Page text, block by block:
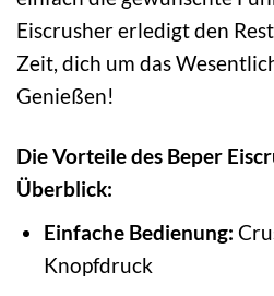
Eiscrusher erledigt den
Zeit, dich um das
Genießen!
Die Vorteile des Beper
Überblick:
Einfache Bedienung:
Knopfdruck